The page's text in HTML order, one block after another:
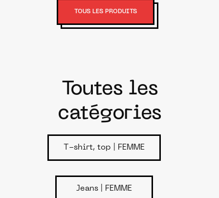
TOUS LES PRODUITS
Toutes les
catégories
T-shirt, top | FEMME
Jeans | FEMME